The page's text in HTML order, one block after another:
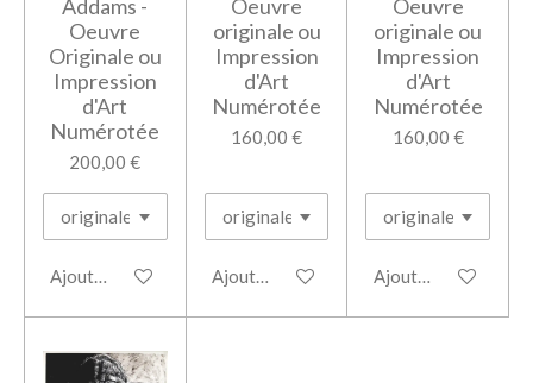
Addams -
Oeuvre
Originale ou
Impression
d'Art
Numérotée
200,00 €
Ajouter au panier
Oeuvre
originale ou
Impression
d'Art
Numérotée
160,00 €
Ajouter au panier
Oeuvre
originale ou
Impression
d'Art
Numérotée
160,00 €
Ajouter au panier